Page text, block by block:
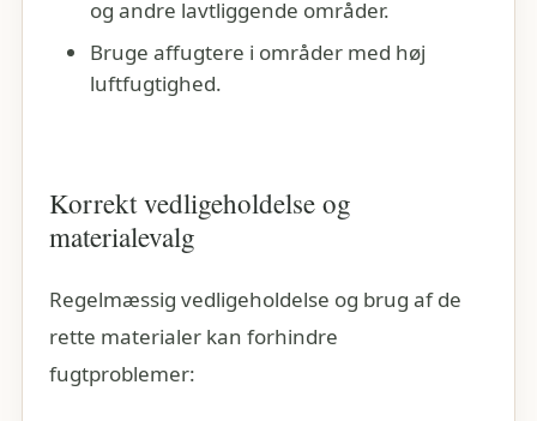
og andre lavtliggende områder.
Bruge affugtere i områder med høj
luftfugtighed.
Korrekt vedligeholdelse og
materialevalg
Regelmæssig vedligeholdelse og brug af de
rette materialer kan forhindre
fugtproblemer: